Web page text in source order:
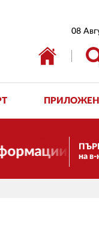
08
И ДУМА на